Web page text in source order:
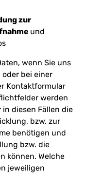
zur
und
wenn Sie uns
oder bei einer
Kontaktformular
werden
diesen Fällen die
bzw. zur
benötigen und
bzw. die
können. Welche
jeweiligen